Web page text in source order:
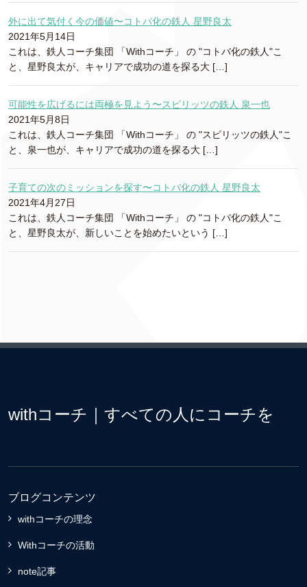
外に出て気付く今の価値〜コトバ化の鉄人 星野良太
2021年5月14日
これは、鉄人コーチ集団 「Withコーチ」 の "コトバ化の鉄人"こ
と、星野良太が、キャリアで成功の道を探る大 […]
可能性を広げるには両極を見よう〜スピリッツの鉄人 泉一也
2021年5月8日
これは、鉄人コーチ集団 「Withコーチ」 の "スピリッツの鉄人"こ
と、泉一也が、キャリアで成功の道を探る大 […]
子育ての次のミッションを探す〜コトバ化の鉄人 星野良太
2021年4月27日
これは、鉄人コーチ集団 「Withコーチ」 の "コトバ化の鉄人"こ
と、星野良太が、新しいことを始めたいという […]
withコーチ｜すべての人にコーチを
ブログコンテンツ
withコーチの理念
Withコーチの活動
note記事